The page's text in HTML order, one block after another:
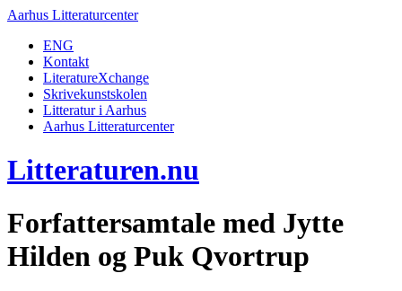
Aarhus Litteraturcenter
ENG
Kontakt
LiteratureXchange
Skrivekunstskolen
Litteratur i Aarhus
Aarhus Litteraturcenter
Litteraturen.nu
Forfattersamtale med Jytte
Hilden og Puk Qvortrup